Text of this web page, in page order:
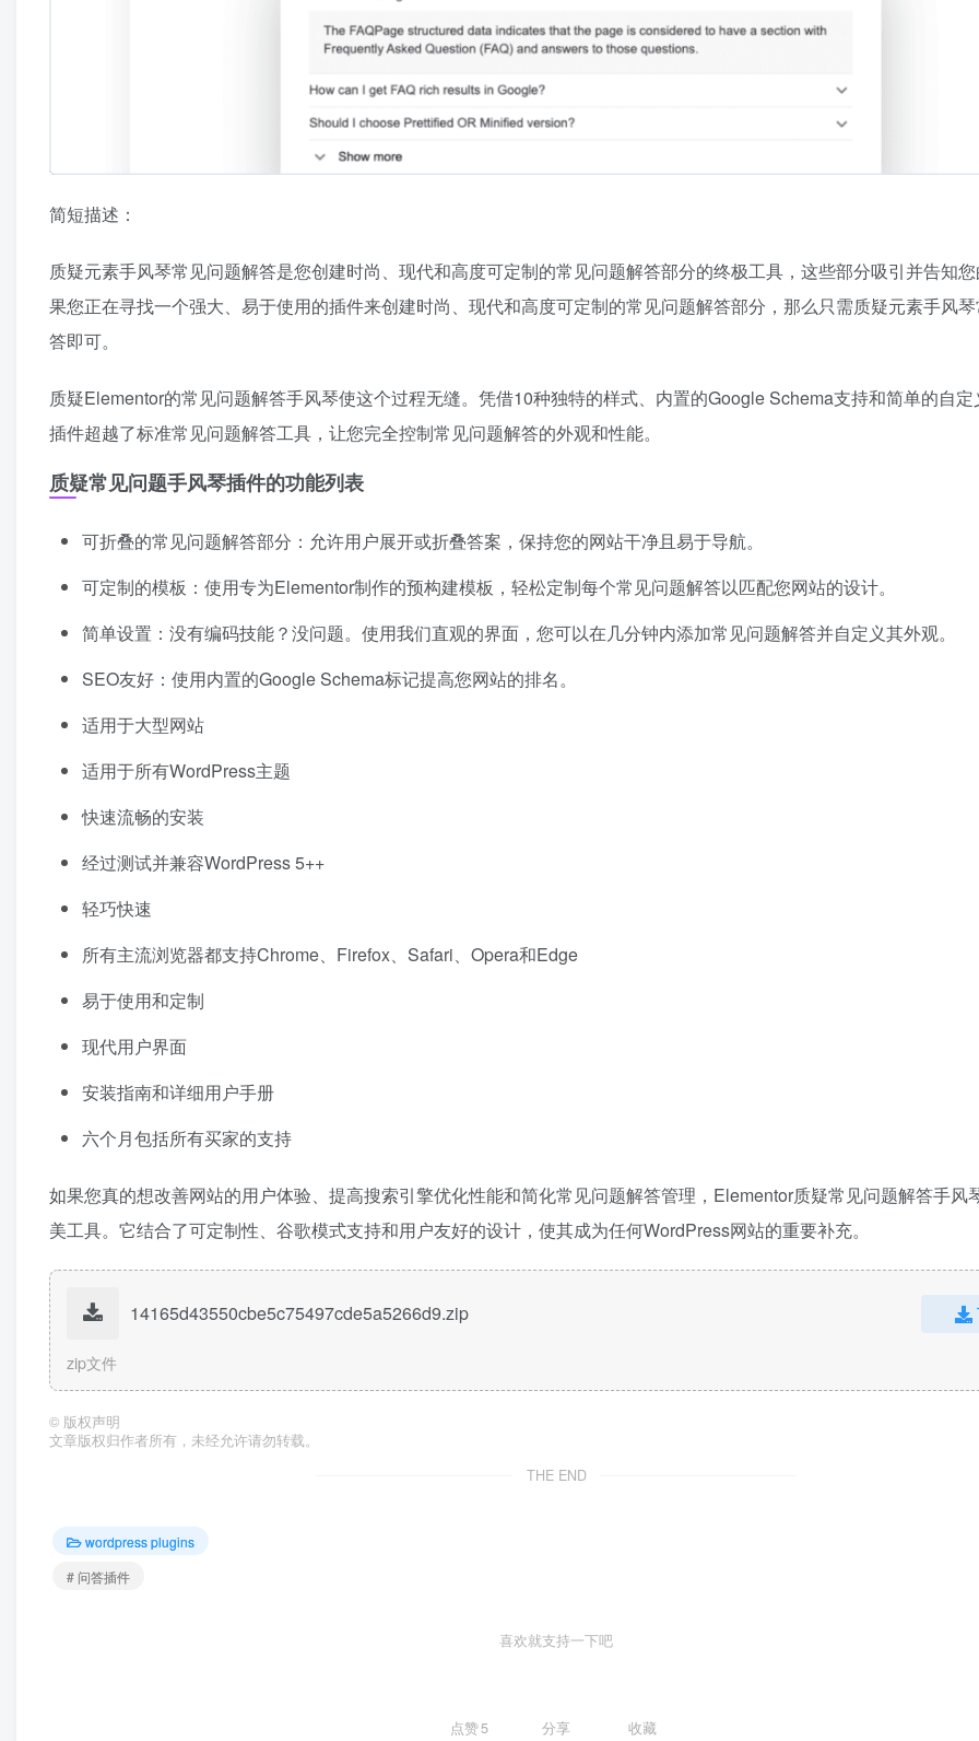
简短描述：
质疑元素手风琴常见问题解答是您创建时尚、现代和高度可定制的常见问题解答部分的终极工具，这些部分吸引并告知
果您正在寻找一个强大、易于使用的插件来创建时尚、现代和高度可定制的常见问题解答部分，那么只需质疑元素手风
答即可。
质疑Elementor的常见问题解答手风琴使这个过程无缝。凭借10种独特的样式、内置的Google Schema支持和简单的自
插件超越了标准常见问题解答工具，让您完全控制常见问题解答的外观和性能。
质疑常见问题手风琴插件的功能列表
可折叠的常见问题解答部分：允许用户展开或折叠答案，保持您的网站干净且易于导航。
可定制的模板：使用专为Elementor制作的预构建模板，轻松定制每个常见问题解答以匹配您网站的设计。
简单设置：没有编码技能？没问题。使用我们直观的界面，您可以在几分钟内添加常见问题解答并自定义其外观。
SEO友好：使用内置的Google Schema标记提高您网站的排名。
适用于大型网站
适用于所有WordPress主题
快速流畅的安装
经过测试并兼容WordPress 5++
轻巧快速
所有主流浏览器都支持Chrome、Firefox、Safari、Opera和Edge
易于使用和定制
现代用户界面
安装指南和详细用户手册
六个月包括所有买家的支持
如果您真的想改善网站的用户体验、提高搜索引擎优化性能和简化常见问题解答管理，Elementor质疑常见问题解答手风
美工具。它结合了可定制性、谷歌模式支持和用户友好的设计，使其成为任何WordPress网站的重要补充。
14165d43550cbe5c75497cde5a5266d9.zip
zip文件
© 版权声明
文章版权归作者所有，未经允许请勿转载。
THE END
wordpress plugins
# 问答插件
喜欢就支持一下吧
点赞5 分享 收藏